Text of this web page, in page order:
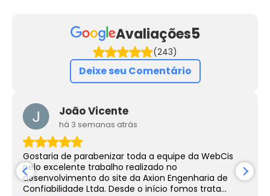
Avaliações5
(243)
Deixe seu Comentário
João Vicente
há 3 semanas atrás
Gostaria de parabenizar toda a equipe da WebCis
pelo excelente trabalho realizado no
desenvolvimento do site da Axion Engenharia de
Confiabilidade Ltda. Desde o início fomos trata...